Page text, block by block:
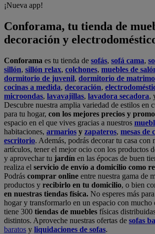
¡Nueva app!
Conforama, tu tienda de
decoración y
Conforama es tu tienda de sofás, sofá cama,
sillón, sillón relax, colchones, muebles de
dormitorio de juvenil, dormitorio de
cocinas a medida, decoración,
microondas, lavavajillas, lavadora secadora,
Descubre nuestra amplia variedad de estilos en
para tu hogar, con los mejores precios y
espacio en el que vives gracias a nuestros
habitaciones, armarios y zapateros, mesas de
escritorio. Además, podrás decorar tu casa con
artículos, tener el mejor ocio con los productos
y aprovechar tu jardín en las épocas de buen
realiza el servicio de envío a domicilio como
Podrás comprar online entre nuestra gama de
productos y recibirlo en tu domicilio, o bien
en nuestras tiendas física. No esperes más
hogar y transformarlo en un espacio con mucho
tiene 300 tiendas de muebles físicas
distintos. Aproveche nuestras ofertas de sofas
baratos y liquidaciones de sofas.